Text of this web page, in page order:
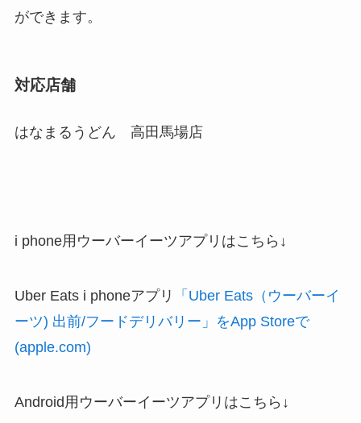
ができます。
対応店舗
はなまるうどん 高田馬場店
i phone用ウーバーイーツアプリはこちら↓
Uber Eats i phoneアプリ
「Uber Eats（ウーバーイ
ーツ) 出前/フードデリバリー」をApp Storeで
(apple.com)
Android用ウーバーイーツアプリはこちら↓